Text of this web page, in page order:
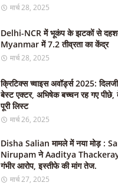
मार्च 28, 2025
Delhi-NCR में भूकंप के झटकों से
Myanmar में 7.2 तीव्रता का केंद्र
मार्च 28, 2025
क्रिटिक्स च्वाइस अवॉर्ड्स 2025:
बेस्ट एक्टर, अभिषेक बच्चन रह गए पीछे,
पूरी लिस्ट
मार्च 26, 2025
Disha Salian मामले में नया मोड़ :
Nirupam ने Aaditya Thackeray
गंभीर आरोप, इस्तीफे की मांग तेज.
मार्च 27, 2025